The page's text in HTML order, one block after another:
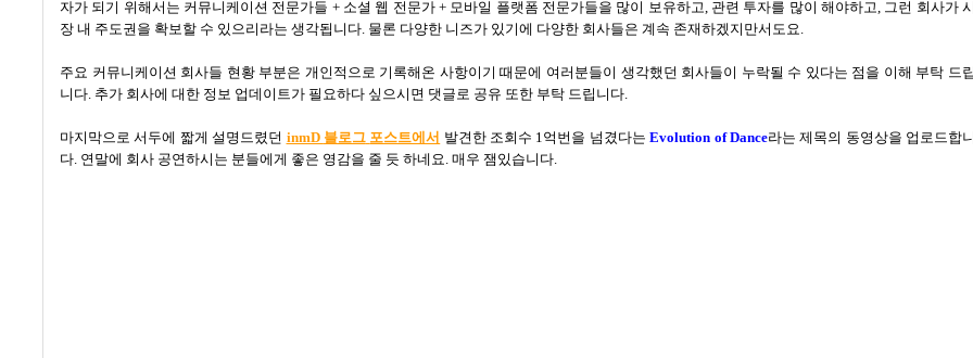
자가 되기 위해서는 커뮤니케이션 전문가들 + 소셜 웹 전문가+ 모바일 플랫폼 전문가들을 많이 보유하고, 관련 투자를 많이 해야하고, 그런 회사가 시
장 내 주도권을 확보할 수 있으리라는 생각됩니다. 물론 다양한 니즈가 있기에 다양한 회사들은 계속 존재하겠지만서도요.
주요 커뮤니케이션 회사들 현황 부분은 개인적으로 기록해온 사항이기 때문에 여러분들이 생각했던 회사들이 누락될 수 있다는 점을 이해 부탁 드립
니다. 추가 회사에 대한 정보 업데이트가 필요하다 싶으시면 댓글로 공유 또한 부탁 드립니다.
마지막으로 서두에 짧게 설명드렸던 inmD 블로그 포스트에서 발견한 조회수 1억번을 넘겼다는 Evolution of Dance라는 제목의 동영상을 업로드합니
다. 연말에 회사 공연하시는 분들에게 좋은 영감을 줄 듯 하네요. 매우 잼있습니다.